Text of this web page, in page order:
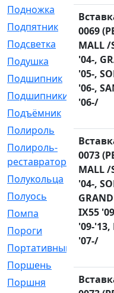
Подножка
Подпятник
Подсветка
Подушка
Подшипник
Подшипники
Подъёмник
Полироль
Полироль-
реставратор
Полукольца
Полуось
Помпа
Пороги
Портативный
Поршень
Поршня
0069
MALL /
'04-,
'05-,
'06-,
'06-/
0073
MALL /
'04-,
IX55
'09-'13,
'07-/